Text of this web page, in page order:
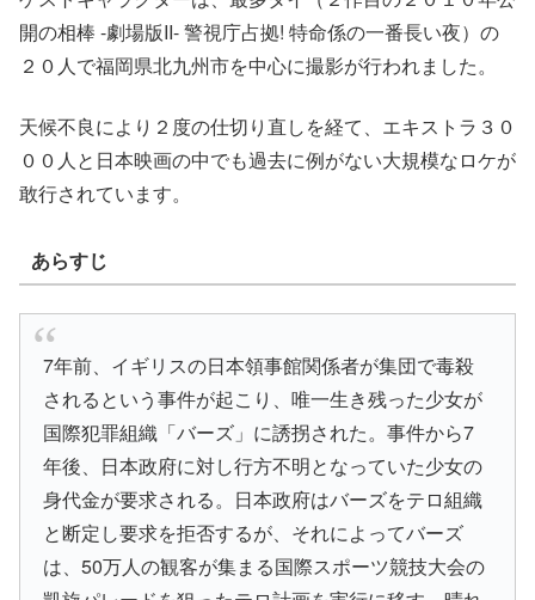
開の相棒 -劇場版II- 警視庁占拠! 特命係の一番長い夜）の
２０人で福岡県北九州市を中心に撮影が行われました。
天候不良により２度の仕切り直しを経て、エキストラ３０
００人と日本映画の中でも過去に例がない大規模なロケが
敢行されています。
あらすじ
7年前、イギリスの日本領事館関係者が集団で毒殺
されるという事件が起こり、唯一生き残った少女が
国際犯罪組織「バーズ」に誘拐された。事件から7
年後、日本政府に対し行方不明となっていた少女の
身代金が要求される。日本政府はバーズをテロ組織
と断定し要求を拒否するが、それによってバーズ
は、50万人の観客が集まる国際スポーツ競技大会の